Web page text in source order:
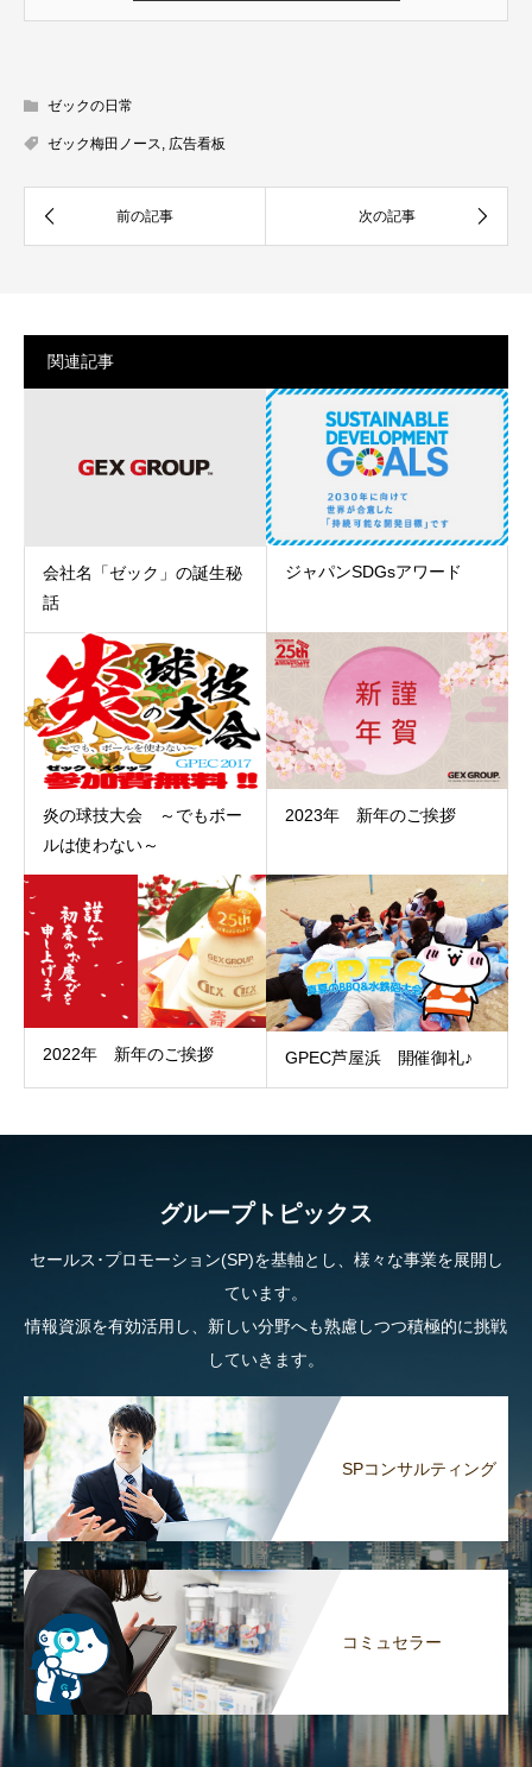
ゼックの日常
ゼック梅田ノース, 広告看板
関連記事
会社名「ゼック」の誕生秘
話
ジャパンSDGsアワード
炎の球技大会 ～でもボー
ルは使わない～
2023年 新年のご挨拶
2022年 新年のご挨拶 GPEC芦屋浜 開催御礼♪
グループトピックス
セールス･プロモーション(SP)を基軸とし、様々な事業を展開し
ています。
情報資源を有効活用し、新しい分野へも熟慮しつつ積極的に挑戦
していきます。
SPコンサルティング
コミュセラー